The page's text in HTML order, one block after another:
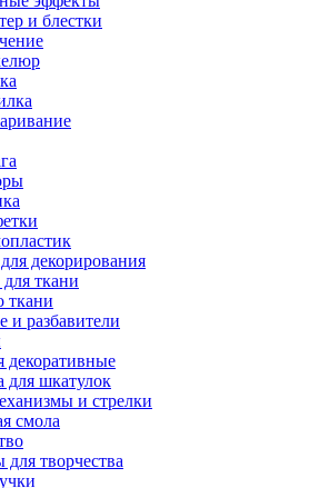
и блестки
декорирования
ткани
ткани
и разбавители
декоративные
для шкатулок
и стрелки
смола
творчества